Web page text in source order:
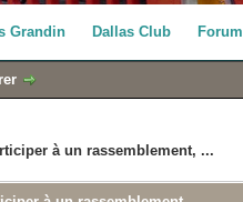
Grandin Dallas Club Forum
à un rassemblement, ...